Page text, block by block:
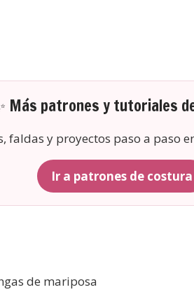
Más patrones y tutoriales
faldas y proyectos paso a paso
Ir a patrones de costura